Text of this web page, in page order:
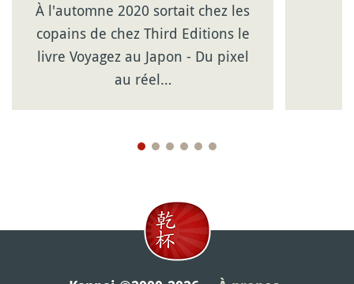
À l'automne 2020 sortait chez les
copains de chez Third Editions le
livre Voyagez au Japon - Du pixel
au réel…